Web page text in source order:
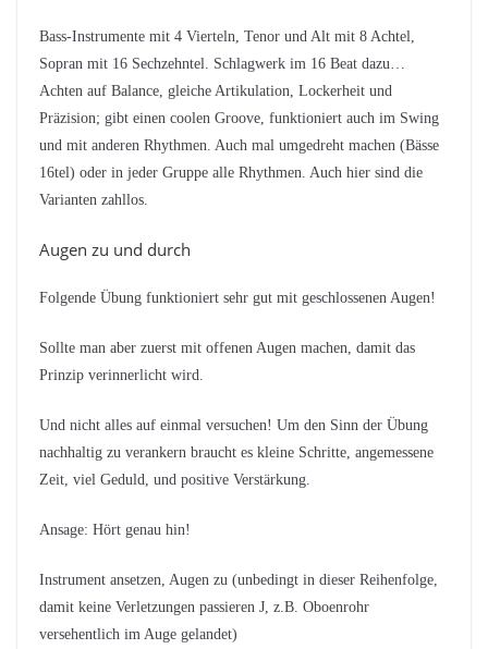
Bass-Instrumente mit 4 Vierteln, Tenor und Alt mit 8 Achtel,
Sopran mit 16 Sechzehntel. Schlagwerk im 16 Beat dazu…
Achten auf Balance, gleiche Artikulation, Lockerheit und
Präzision; gibt einen coolen Groove, funktioniert auch im Swing
und mit anderen Rhythmen. Auch mal umgedreht machen (Bässe
16tel) oder in jeder Gruppe alle Rhythmen. Auch hier sind die
Varianten zahllos.
Augen zu und durch
Folgende Übung funktioniert sehr gut mit geschlossenen Augen!
Sollte man aber zuerst mit offenen Augen machen, damit das
Prinzip verinnerlicht wird.
Und nicht alles auf einmal versuchen! Um den Sinn der Übung
nachhaltig zu verankern braucht es kleine Schritte, angemessene
Zeit, viel Geduld, und positive Verstärkung.
Ansage: Hört genau hin!
Instrument ansetzen, Augen zu (unbedingt in dieser Reihenfolge,
damit keine Verletzungen passieren J, z.B. Oboenrohr
versehentlich im Auge gelandet)